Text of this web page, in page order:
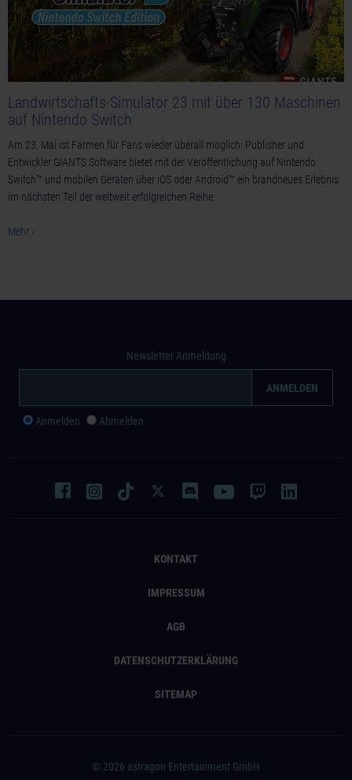
Landwirtschafts-Simulator 23 mit über 130 Maschinen
auf Nintendo Switch
Am 23. Mai ist Farmen für Fans wieder überall möglich: Publisher und
Entwickler GIANTS Software bietet mit der Veröffentlichung auf Nintendo
Switch™ und mobilen Geräten über iOS oder Android™ ein brandneues Erlebnis
im nächsten Teil der weltweit erfolgreichen Reihe.
Mehr ›
KONTAKT
IMPRESSUM
AGB
DATENSCHUTZERKLÄRUNG
SITEMAP
Newsletter Anmeldung
Anmelden Abmelden
© 2026 astragon Entertainment GmbH